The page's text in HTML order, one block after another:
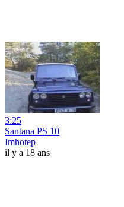
3:25
Santana PS 10
Imhotep
il y a 18 ans